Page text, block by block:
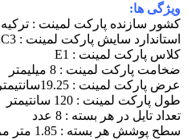
ویژگی ها:
کشور سازنده پارکت لمینت : ترکیه
استاندارد سایش پارکت لمینت : AC3
کلاس پارکت لمینت : E1
ضخامت پارکت لمینت : 8 میلیمتر
عرض پارکت لمینت : 19.25سانتیمتر
طول پارکت لمینت : 120 سانتیمتر
تعداد تایل در هر بسته : 8 عدد
سطح پوشش هر بسته : 1.85 متر مربع